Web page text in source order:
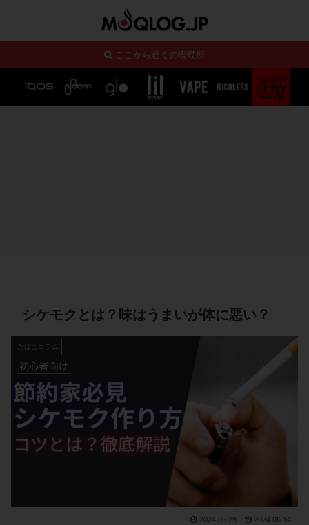
ここから近くの喫煙所
シケモクとは？味はうまいが体に悪い？
たばこコラム
2024.05.29 2024.06.14